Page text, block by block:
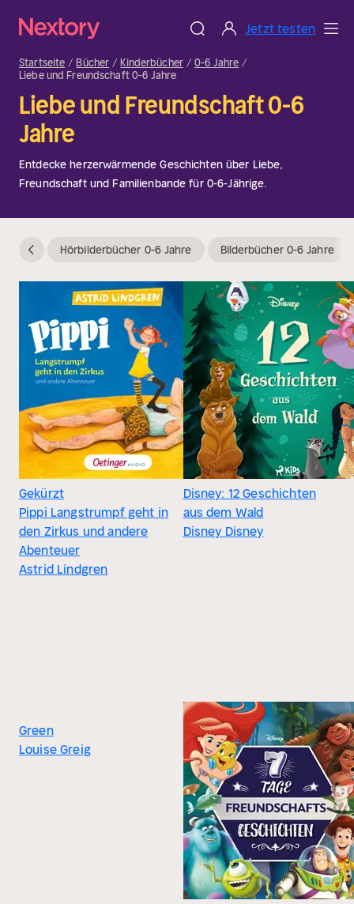
Jetzt testen
Startseite Bücher Kinderbücher
0-6 Jahre
Liebe und Freundschaft 0-6 Jahre
Liebe und Freundschaft 0-6
Jahre
Entdecke herzerwärmende Geschichten über Liebe,
Freundschaft und Familienbande für 0-6-Jährige.
Hörbilderbücher 0-6 Jahre Bilderbücher 0-6 Jahre
Gekürzt
Pippi Langstrumpf geht in
den Zirkus und andere
Abenteuer
Astrid Lindgren
Disney: 12 Geschichten
aus dem Wald
Disney Disney
Green
Louise Greig